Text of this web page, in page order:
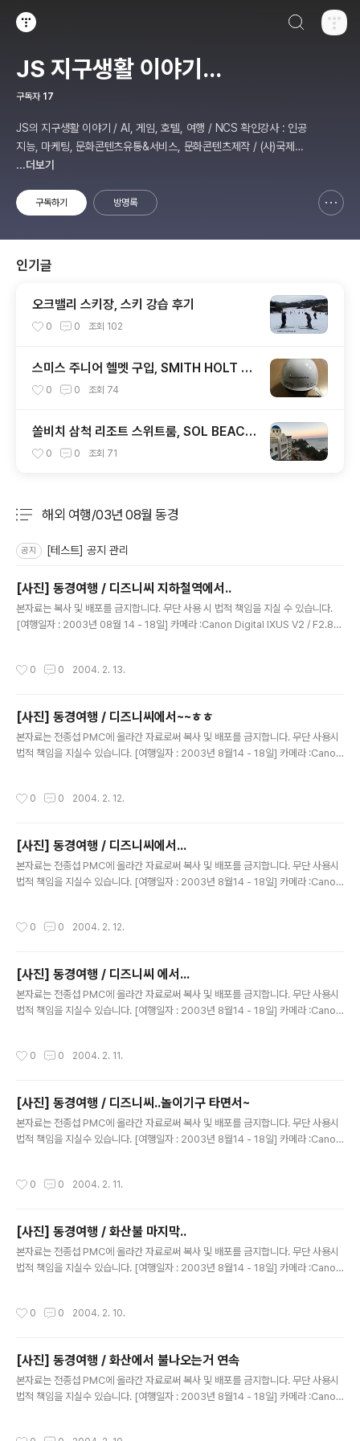
JS 지구생활 이야기...
구독자 17
JS의 지구생활 이야기 / AI, 게임, 호텔, 여행 / NCS 확인강사 : 인공
지능, 마케팅, 문화콘텐츠유통&서비스, 문화콘텐츠제작 / (사)국제미
디어예술협회 강원지부장 겸 수석연구원
...더보기
구독하기 방명록
인기글
오크밸리 스키장, 스키 강습 후기
0 0 조회 102
스미스 주니어 헬멧 구입, SMITH HOLT JR
1920
0 0 조회 74
쏠비치 삼척 리조트 스위트룸, SOL BEACH
SAMCHEOK
0 0 조회 71
해외 여행/03년 08월 동경
공지 [테스트] 공지 관리
[사진] 동경여행 / 디즈니씨 지하철역에서..
본자료는 복사 및 배포를 금지합니다. 무단 사용 시 법적 책임을 지실 수 있습니다.
[여행일자 : 2003년 08월 14 - 18일] 카메라 :Canon Digital IXUS V2 / F2.8내
0 0 2004. 2. 13.
[사진] 동경여행 / 디즈니씨에서~~ㅎㅎ
본자료는 전종섭 PMC에 올라간 자료로써 복사 및 배포를 금지합니다. 무단 사용시
법적 책임을 지실수 있습니다. [여행일자 : 2003년 8월14 - 18일] 카메라 :Canon
0 0 2004. 2. 12.
[사진] 동경여행 / 디즈니씨에서...
본자료는 전종섭 PMC에 올라간 자료로써 복사 및 배포를 금지합니다. 무단 사용시
법적 책임을 지실수 있습니다. [여행일자 : 2003년 8월14 - 18일] 카메라 :Canon
고 해서 찍은 사진~내심 연락처를 교환 하고 싶었었다..(하나 일본어가 많이 딸렸다)
0 0 2004. 2. 12.
[사진] 동경여행 / 디즈니씨 에서...
본자료는 전종섭 PMC에 올라간 자료로써 복사 및 배포를 금지합니다. 무단 사용시
법적 책임을 지실수 있습니다. [여행일자 : 2003년 8월14 - 18일] 카메라 :Canon
0 0 2004. 2. 11.
[사진] 동경여행 / 디즈니씨..놀이기구 타면서~
본자료는 전종섭 PMC에 올라간 자료로써 복사 및 배포를 금지합니다. 무단 사용시
법적 책임을 지실수 있습니다. [여행일자 : 2003년 8월14 - 18일] 카메라 :Canon
0 0 2004. 2. 11.
[사진] 동경여행 / 화산불 마지막..
본자료는 전종섭 PMC에 올라간 자료로써 복사 및 배포를 금지합니다. 무단 사용시
법적 책임을 지실수 있습니다. [여행일자 : 2003년 8월14 - 18일] 카메라 :Canon
0 0 2004. 2. 10.
[사진] 동경여행 / 화산에서 불나오는거 연속
본자료는 전종섭 PMC에 올라간 자료로써 복사 및 배포를 금지합니다. 무단 사용시
법적 책임을 지실수 있습니다. [여행일자 : 2003년 8월14 - 18일] 카메라 :Canon